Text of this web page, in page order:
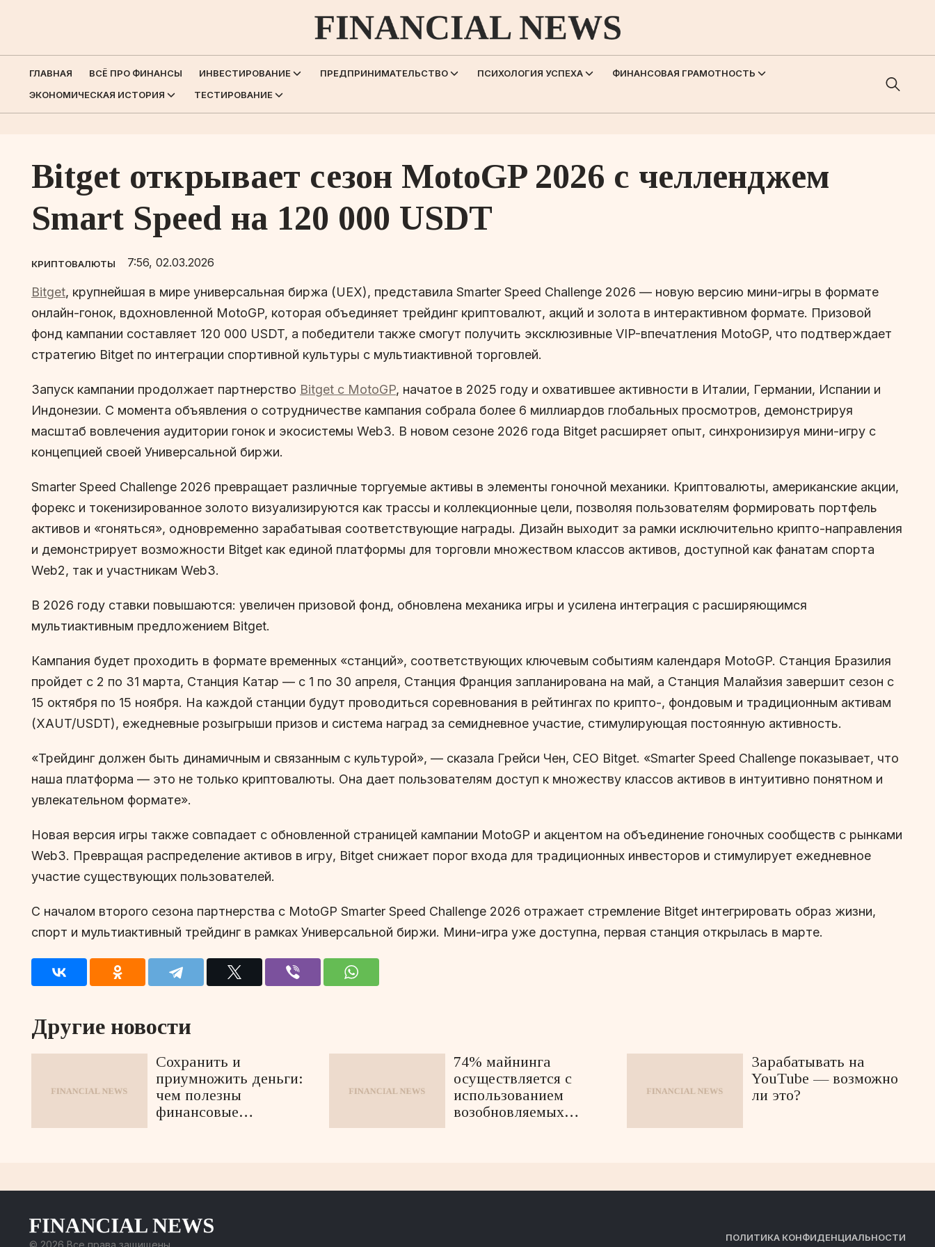
ГЛАВНАЯ ВСЁ ПРО ФИНАНСЫ ИНВЕСТИРОВАНИЕ ПРЕДПРИНИМАТЕЛЬСТВО ПСИХОЛОГИЯ УСПЕХА
ФИНАНСОВАЯ ГРАМОТНОСТЬ
ЭКОНОМИЧЕСКАЯ ИСТОРИЯ
ТЕСТИРОВАНИЕ
Bitget открывает сезон MotoGP 2026 с челленджем
Smart Speed на 120 000 USDT
КРИПТОВАЛЮТЫ 7:56, 02.03.2026
Bitget, крупнейшая в мире универсальная биржа (UEX), представила Smarter Speed Challenge 2026 — новую версию мини-игры в формате
онлайн-гонок, вдохновленной MotoGP, которая объединяет трейдинг криптовалют, акций и золота в интерактивном формате. Призовой
фонд кампании составляет 120 000 USDT, а победители также смогут получить эксклюзивные VIP-впечатления MotoGP, что подтверждает
стратегию Bitget по интеграции спортивной культуры с мультиактивной торговлей.
Запуск кампании продолжает партнерство Bitget с MotoGP, начатое в 2025 году и охватившее активности в Италии, Германии, Испании и
Индонезии. С момента объявления о сотрудничестве кампания собрала более 6 миллиардов глобальных просмотров, демонстрируя
масштаб вовлечения аудитории гонок и экосистемы Web3. В новом сезоне 2026 года Bitget расширяет опыт, синхронизируя мини-игру с
концепцией своей Универсальной биржи.
Smarter Speed Challenge 2026 превращает различные торгуемые активы в элементы гоночной механики. Криптовалюты, американские акции,
форекс и токенизированное золото визуализируются как трассы и коллекционные цели, позволяя пользователям формировать портфель
активов и «гоняться», одновременно зарабатывая соответствующие награды. Дизайн выходит за рамки исключительно крипто-направления
и демонстрирует возможности Bitget как единой платформы для торговли множеством классов активов, доступной как фанатам спорта
Web2, так и участникам Web3.
В 2026 году ставки повышаются: увеличен призовой фонд, обновлена механика игры и усилена интеграция с расширяющимся
мультиактивным предложением Bitget.
Кампания будет проходить в формате временных «станций», соответствующих ключевым событиям календаря MotoGP. Станция Бразилия
пройдет с 2 по 31 марта, Станция Катар — с 1 по 30 апреля, Станция Франция запланирована на май, а Станция Малайзия завершит сезон с
15 октября по 15 ноября. На каждой станции будут проводиться соревнования в рейтингах по крипто-, фондовым и традиционным активам
(XAUT/USDT), ежедневные розыгрыши призов и система наград за семидневное участие, стимулирующая постоянную активность.
«Трейдинг должен быть динамичным и связанным с культурой», — сказала Грейси Чен, CEO Bitget. «Smarter Speed Challenge показывает, что
наша платформа — это не только криптовалюты. Она дает пользователям доступ к множеству классов активов в интуитивно понятном и
увлекательном формате».
Новая версия игры также совпадает с обновленной страницей кампании MotoGP и акцентом на объединение гоночных сообществ с рынками
Web3. Превращая распределение активов в игру, Bitget снижает порог входа для традиционных инвесторов и стимулирует ежедневное
участие существующих пользователей.
С началом второго сезона партнерства с MotoGP Smarter Speed Challenge 2026 отражает стремление Bitget интегрировать образ жизни,
спорт и мультиактивный трейдинг в рамках Универсальной биржи. Мини-игра уже доступна, первая станция открылась в марте.
Другие новости
Сохранить и
приумножить деньги:
чем полезны
финансовые
74% майнинга
осуществляется с
использованием
возобновляемых
Зарабатывать на
YouTube — возможно
ли это?
© 2026 Все права защищены
ПОЛИТИКА КОНФИДЕНЦИАЛЬНОСТИ